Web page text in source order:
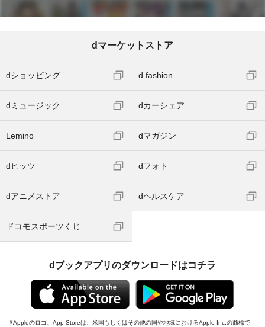
dマーケットストア
dショッピング d fashion
dミュージック dカーシェア
Lemino dマガジン
dヒッツ dフォト
dアニメストア dヘルスケア
ドコモスポーツくじ
dブックアプリのダウンロードはコチラ
Appleのロゴ、App Storeは、米国もしくはその他の国や地域におけるApple Inc.の商標で